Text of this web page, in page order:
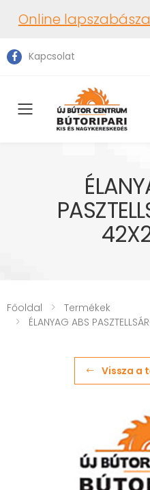
Online
Kapcsolat
Toggle
Főoldal
Termékek
ÉLANYAG ABS
Vissza a